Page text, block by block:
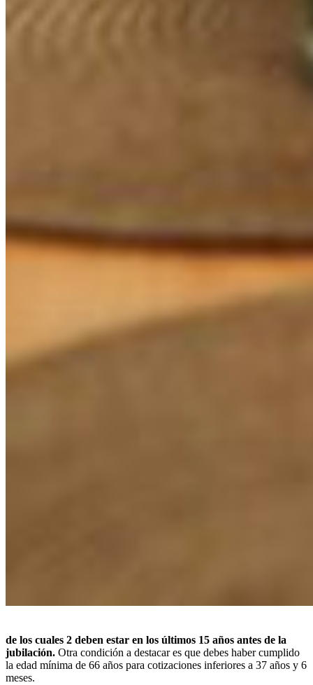
de los cuales 2 deben estar en los últimos 15 años antes de la
jubilación. Otra condición a destacar es que debes haber cumplido
la edad mínima de 66 años para cotizaciones inferiores a 37 años y 6
meses.